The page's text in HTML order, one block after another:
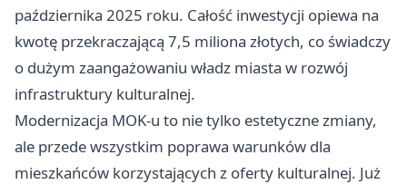
października 2025 roku. Całość inwestycji opiewa na
kwotę przekraczającą 7,5 miliona złotych, co świadczy
o dużym zaangażowaniu władz miasta w rozwój
infrastruktury kulturalnej.
Modernizacja MOK-u to nie tylko estetyczne zmiany,
ale przede wszystkim poprawa warunków dla
mieszkańców korzystających z oferty kulturalnej. Już